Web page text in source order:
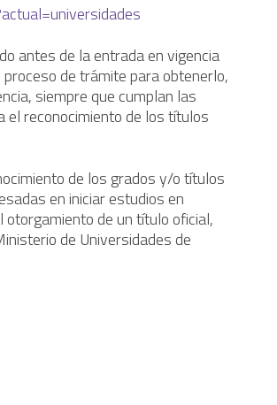
antes de la entrada en vigencia
de trámite para obtenerlo,
siempre que cumplan las
el reconocimiento de los títulos
de los grados y/o títulos
en iniciar estudios en
de un título oficial,
de Universidades de